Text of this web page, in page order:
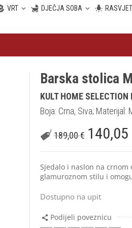
VRT DJEČJA SOBA
Barska stolica
KULT HOME
Boja: Crna, Siva; Materijal:
189,00€ 140,05
Sjedalo i naslon na
glamuroznom stilu i
Dostupno na upit
Podijeli poveznicu